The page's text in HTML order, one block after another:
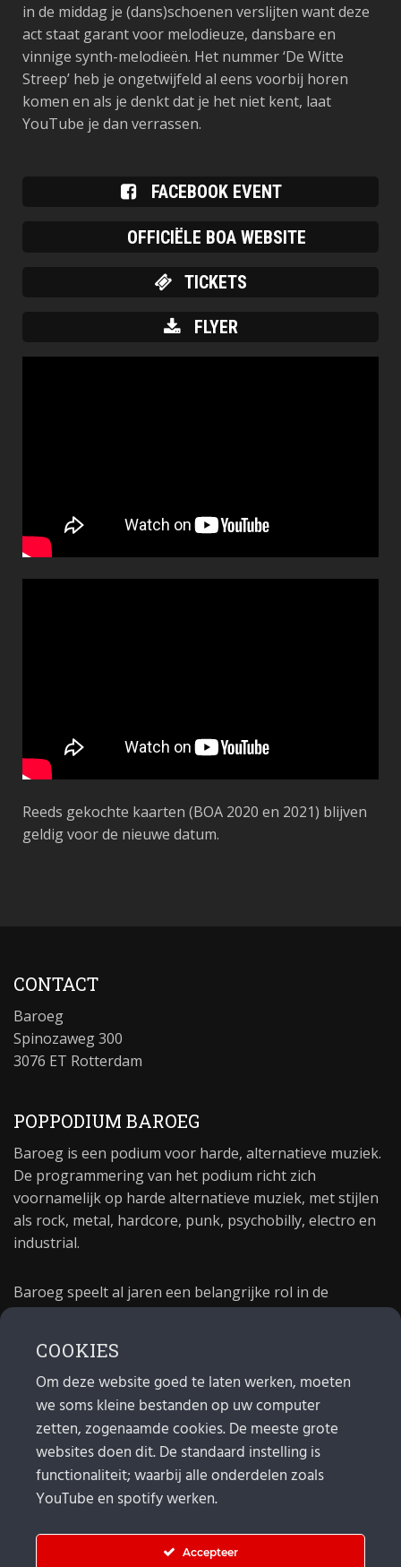
in de middag je (dans)schoenen verslijten want deze
act staat garant voor melodieuze, dansbare en
vinnige synth-melodieën. Het nummer ‘De Witte
Streep’ heb je ongetwijfeld al eens voorbij horen
komen en als je denkt dat je het niet kent, laat
YouTube je dan verrassen.
FACEBOOK EVENT
OFFICIËLE BOA WEBSITE
TICKETS
FLYER
Reeds gekochte kaarten (BOA 2020 en 2021) blijven
geldig voor de nieuwe datum.
CONTACT
Baroeg
Spinozaweg 300
3076 ET Rotterdam
POPPODIUM BAROEG
Baroeg is een podium voor harde, alternatieve muziek.
De programmering van het podium richt zich
voornamelijk op harde alternatieve muziek, met stijlen
als rock, metal, hardcore, punk, psychobilly, electro en
industrial.
Baroeg speelt al jaren een belangrijke rol in de
poppodium 40 jaar.
MAIL
Algemeen: info@baroeg.nl
Bands & boeking: leon@baroeg.nl
Promotie & publiciteit: francis@baroeg.nl
COOKIES
Om deze website goed te laten werken, moeten
we soms kleine bestanden op uw computer
zetten, zogenaamde cookies. De meeste grote
websites doen dit. De standaard instelling is
functionaliteit; waarbij alle onderdelen zoals
YouTube en spotify werken.
Accepteer